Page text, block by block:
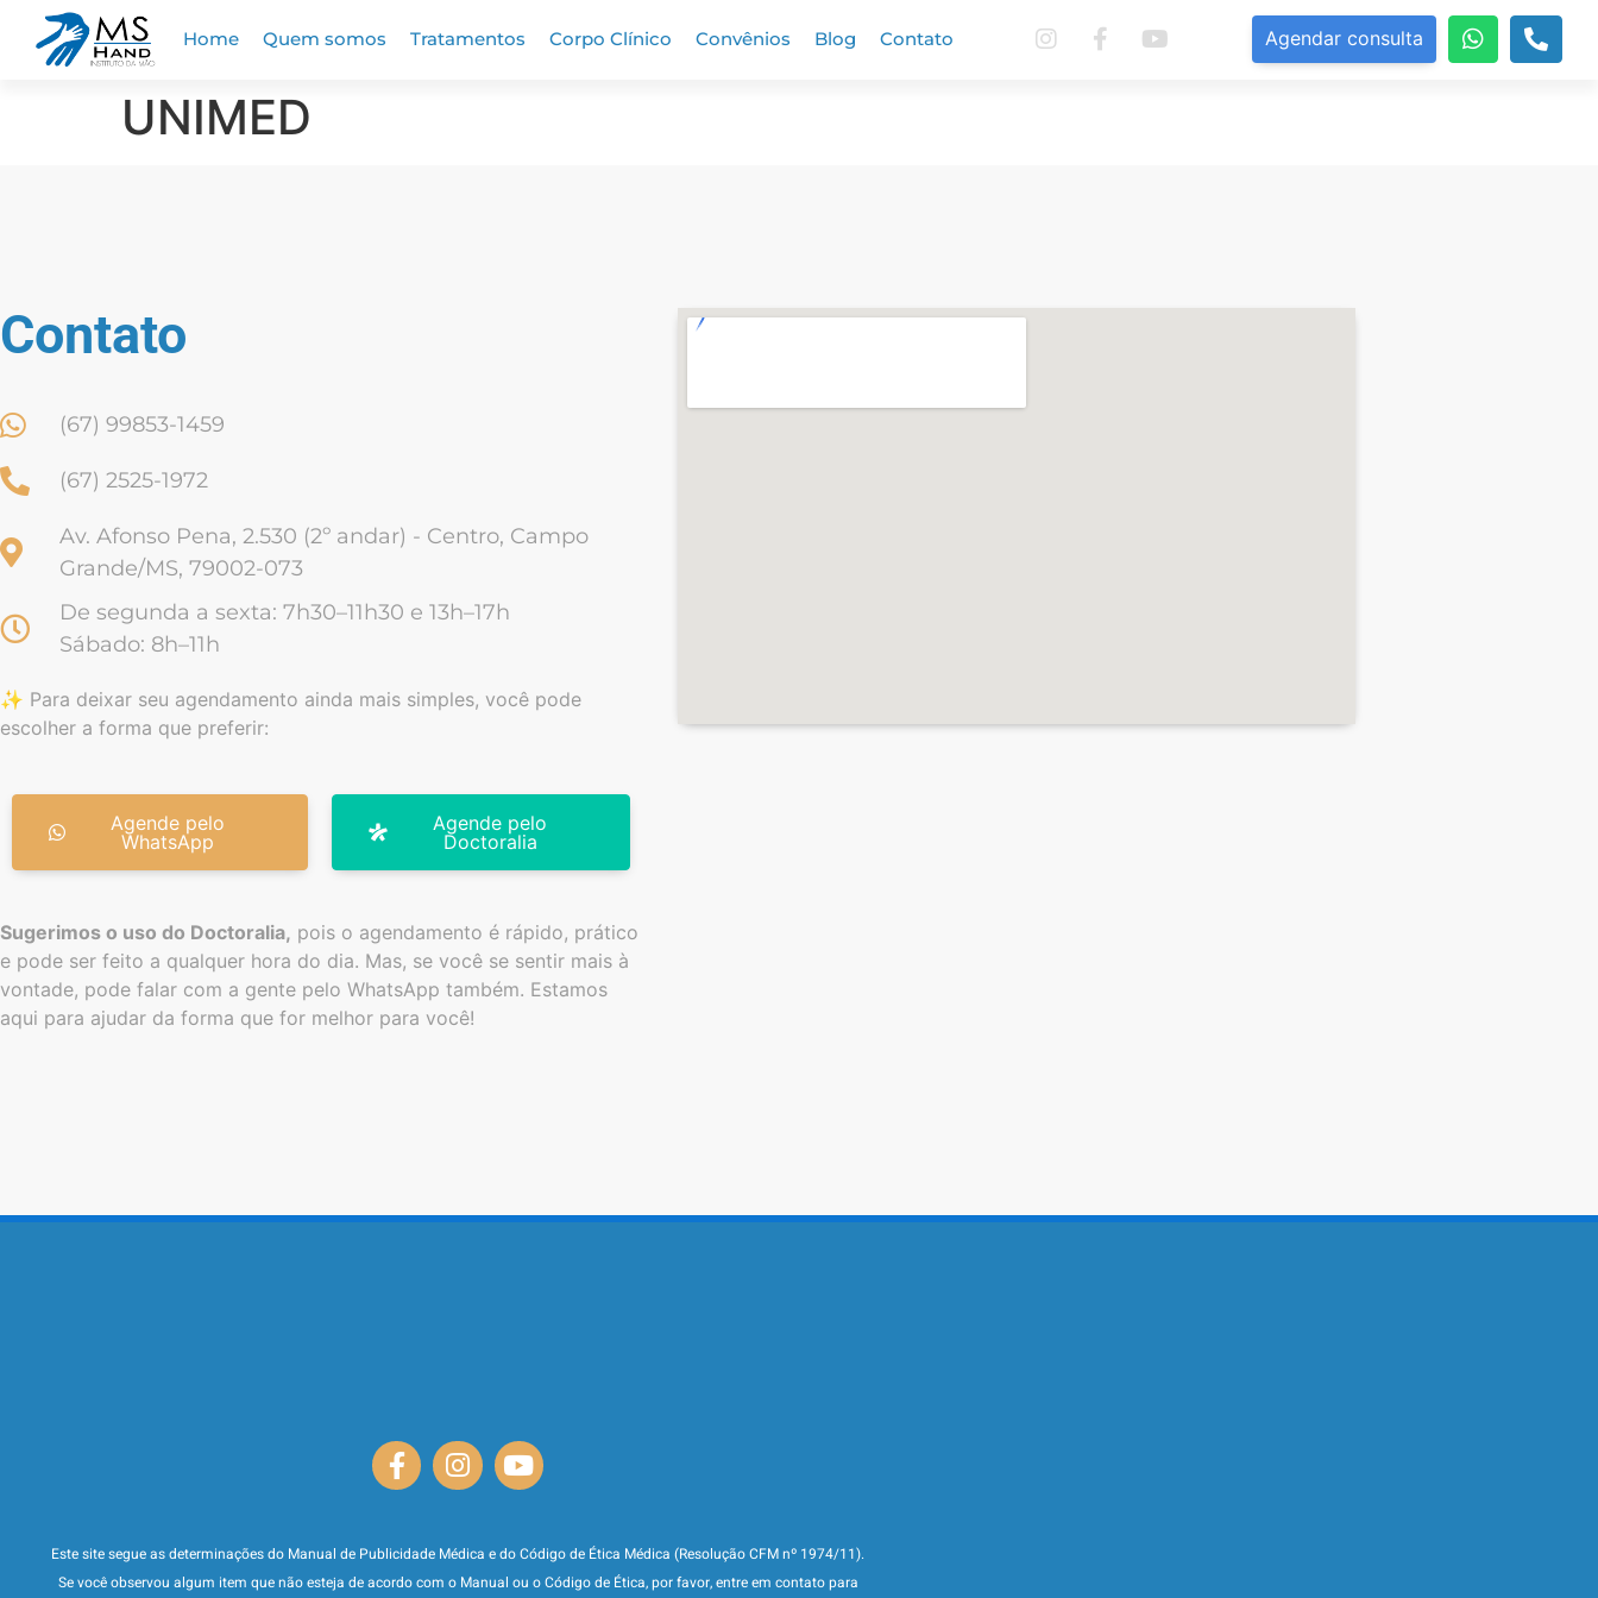
Home Quem somos Tratamentos Corpo Clínico Convênios Blog Contato Agendar consulta
UNIMED
Contato
(67) 99853-1459
(67) 2525-1972
Av. Afonso Pena, 2.530 (2º andar) - Centro, Campo
Grande/MS, 79002-073
De segunda a sexta: 7h30–11h30 e 13h–17h
Sábado: 8h–11h
✨ Para deixar seu agendamento ainda mais simples, você pode
escolher a forma que preferir:
Agende pelo
WhatsApp
Agende pelo
Doctoralia
Sugerimos o uso do Doctoralia, pois o agendamento é rápido, prático
e pode ser feito a qualquer hora do dia. Mas, se você se sentir mais à
vontade, pode falar com a gente pelo WhatsApp também. Estamos
aqui para ajudar da forma que for melhor para você!
Este site segue as determinações do Manual de Publicidade Médica e do Código de Ética Médica (Resolução CFM nº 1974/11).
Se você observou algum item que não esteja de acordo com o Manual ou o Código de Ética, por favor, entre em contato para